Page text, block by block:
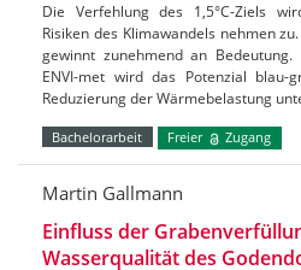
Die Verfehlung des 1,5°C-Ziels
Risiken des Klimawandels nehmen
gewinnt zunehmend an
ENVI-met wird das Potenzial
Reduzierung der Wärmebelastung
Bachelorarbeit Freier Zugang
Martin Gallmann
Einfluss der
Wasserqualität des